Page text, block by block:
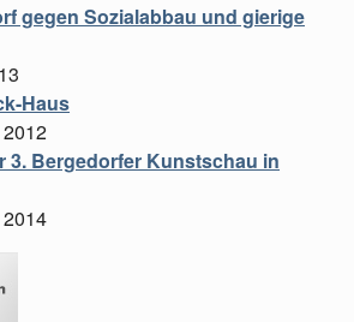
gegen Sozialabbau und gierige
Haus
3. Bergedorfer Kunstschau in